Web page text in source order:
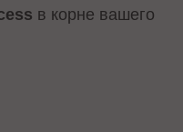
в корне вашего